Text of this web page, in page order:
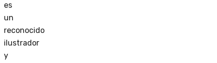
es
un
reconocido
ilustrador
y